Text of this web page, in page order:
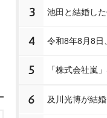
3 池田と結婚し
4 令和8年8月8日
5 「株式会社嵐
6 及川光博が結